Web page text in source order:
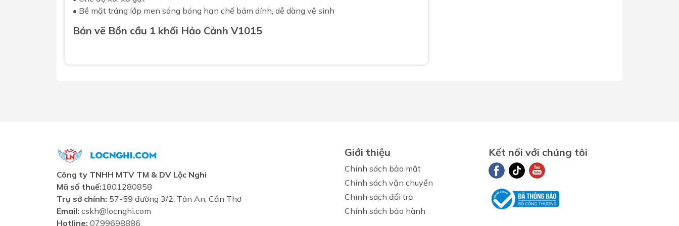
• Bề mặt tráng lớp men sáng bóng hạn chế bám dính, dễ dàng vệ sinh
Bản vẽ Bồn cầu 1 khối Hảo Cảnh V1015
Công ty TNHH MTV TM & DV Lộc Nghi
Mã số thuế:1801280858
Trụ sở chính: 57-59 đường 3/2, Tân An, Cần Thơ
Email: cskh@locnghi.com
Hotline: 0799698886
Giới thiệu
Chính sách bảo mật
Chính sách vận chuyển
Chính sách đổi trả
Chính sách bảo hành
Kết nối với chúng tôi